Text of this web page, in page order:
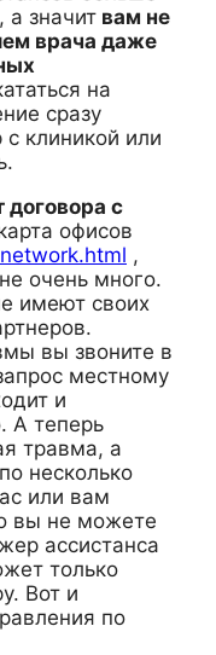
а значит вам не
врача даже
на
сразу
с клиникой или
договора с
офисов
,
очень много.
имеют своих
вы звоните в
местному
и
А теперь
травма, а
несколько
или вам
вы не можете
ассистанса
только
Вот и
по